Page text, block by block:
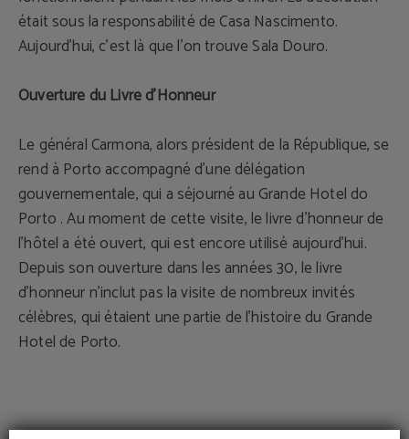
était sous la responsabilité de Casa Nascimento.
Aujourd'hui, c'est là que l'on trouve Sala Douro.
Ouverture du Livre d'Honneur
Le général Carmona, alors président de la République, se
rend à Porto accompagné d'une délégation
gouvernementale, qui a séjourné au Grande Hotel do
Porto . Au moment de cette visite, le livre d'honneur de
l'hôtel a été ouvert, qui est encore utilisé aujourd'hui.
Depuis son ouverture dans les années 30, le livre
d'honneur n'inclut pas la visite de nombreux invités
célèbres, qui étaient une partie de l'histoire du Grande
Hotel de Porto.